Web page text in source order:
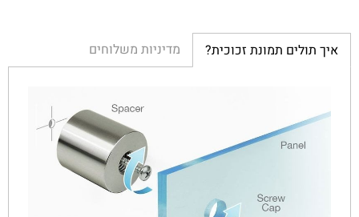
איך תולים תמונת זכוכית? מדיניות משלוחים